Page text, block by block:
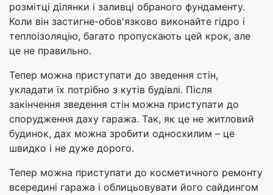
розмітці ділянки і заливці обраного фундаменту.
Коли він застигне-обов'язково виконайте гідро і
теплоізоляцію, багато пропускають цей крок, але
це не правильно.
Тепер можна приступати до зведення стін,
укладати їх потрібно з кутів будівлі. Після
закінчення зведення стін можна приступати до
спорудження даху гаража. Так, як це не житловий
будинок, дах можна зробити односхилим – це
швидко і не дуже дорого.
Тепер можна приступати до косметичного ремонту
всередині гаража і облицьовувати його сайдингом